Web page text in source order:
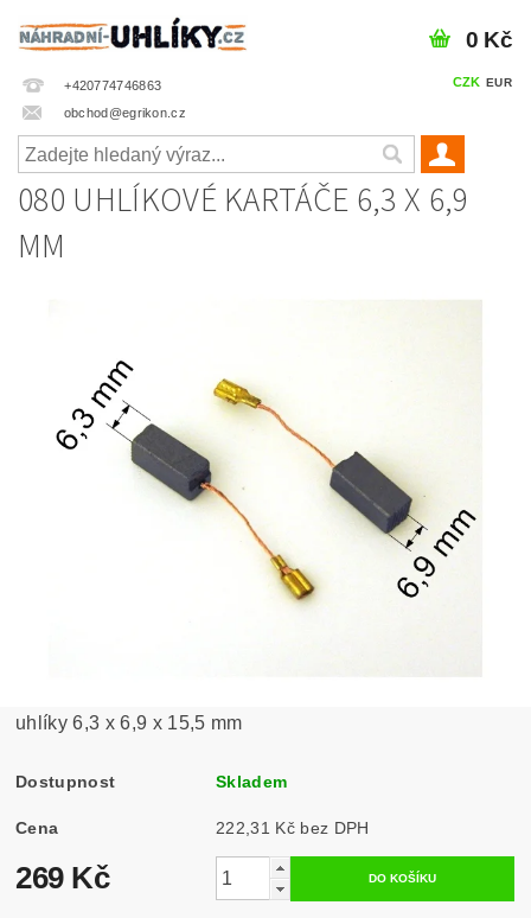
+420774746863
obchod@egrikon.cz
CZK EUR
0 Kč
080 UHLÍKOVÉ KARTÁČE 6,3 X 6,9
MM
uhlíky 6,3 x 6,9 x 15,5 mm
Dostupnost Skladem
Cena 222,31 Kč bez DPH
269 Kč